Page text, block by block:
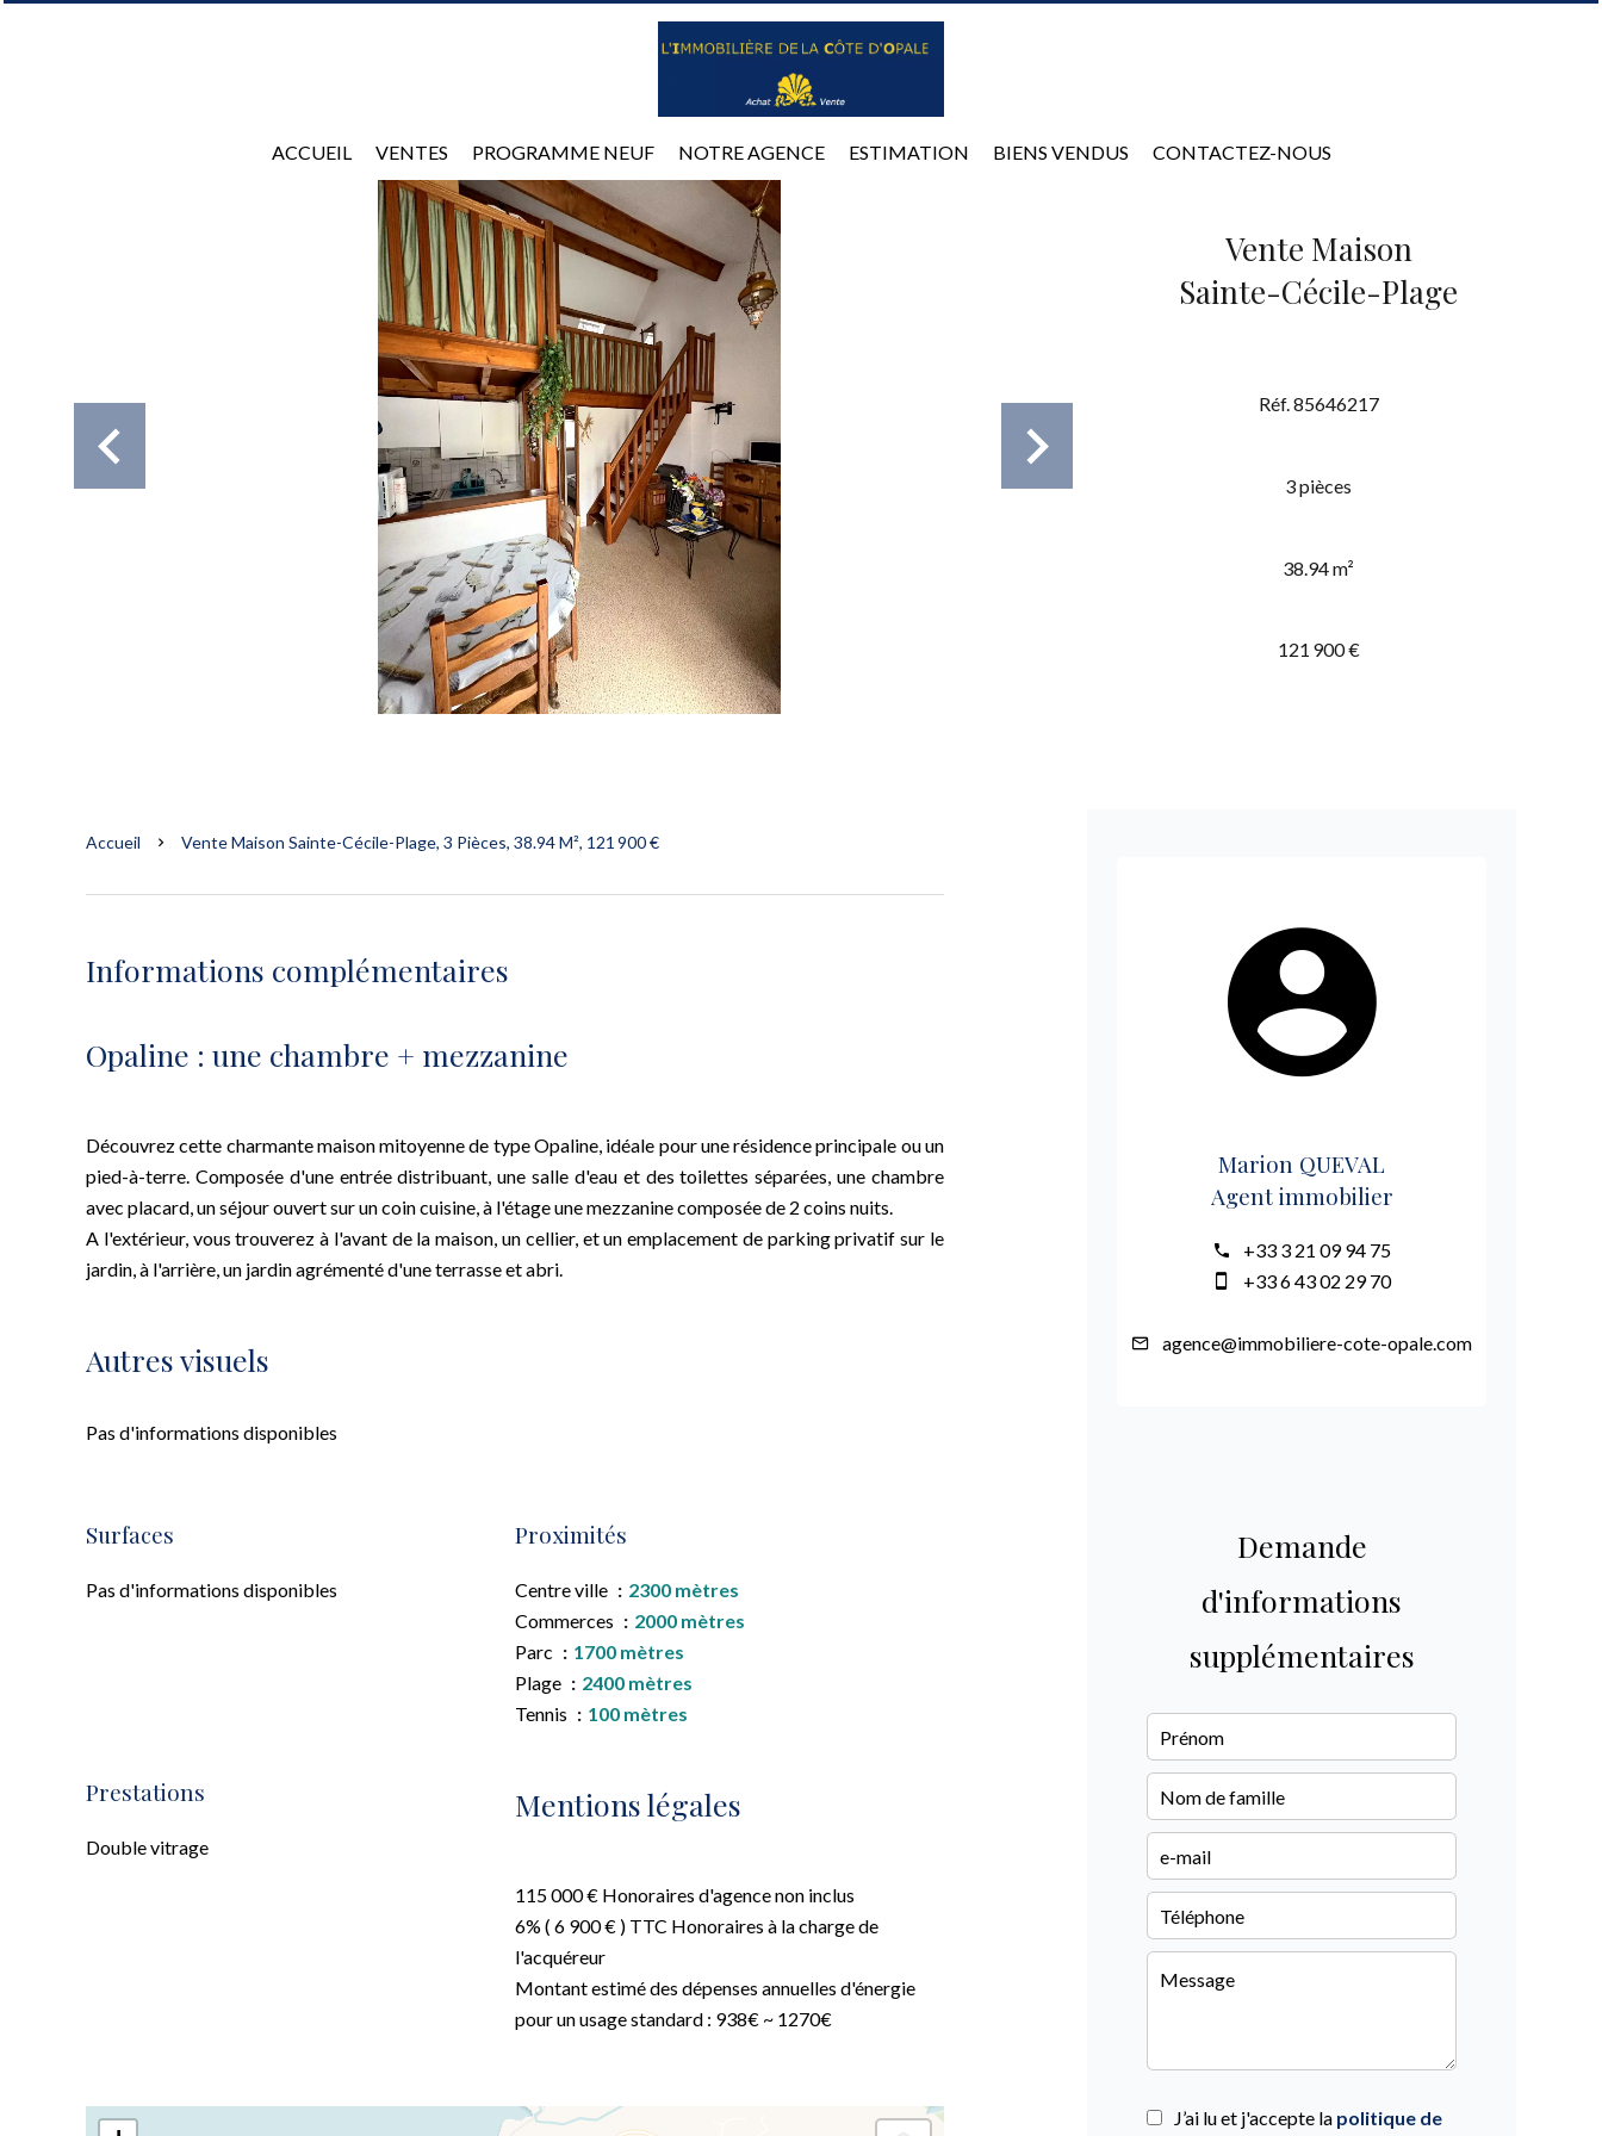
ACCUEIL VENTES PROGRAMME NEUF NOTRE AGENCE ESTIMATION BIENS VENDUS CONTACTEZ-NOUS
Vente Maison
Sainte-Cécile-Plage
Réf. 85646217
3 pièces
38.94 m²
121 900 €
Accueil Vente Maison Sainte-Cécile-Plage, 3 Pièces, 38.94 M², 121 900 €
Informations complémentaires
Opaline : une chambre + mezzanine
Découvrez cette charmante maison mitoyenne de type Opaline, idéale pour une résidence principale ou un
pied-à-terre. Composée d'une entrée distribuant, une salle d'eau et des toilettes séparées, une chambre
avec placard, un séjour ouvert sur un coin cuisine, à l'étage une mezzanine composée de 2 coins nuits.
A l'extérieur, vous trouverez à l'avant de la maison, un cellier, et un emplacement de parking privatif sur le
jardin, à l'arrière, un jardin agrémenté d'une terrasse et abri.
Autres visuels
Pas d'informations disponibles
Surfaces
Pas d'informations disponibles
Proximités
Centre ville
2300 mètres
Commerces
2000 mètres
Parc
1700 mètres
Plage
2400 mètres
Tennis
100 mètres
Prestations
Double vitrage
Mentions légales
115 000 € Honoraires d'agence non inclus
6% ( 6 900 € ) TTC Honoraires à la charge de
l'acquéreur
Montant estimé des dépenses annuelles d'énergie
pour un usage standard : 938€ ~ 1270€
Marion QUEVAL
Agent immobilier
+33 3 21 09 94 75
+33 6 43 02 29 70
agence@immobiliere-cote-opale.com
Demande
d'informations
supplémentaires
J’ai lu et j'accepte la politique de